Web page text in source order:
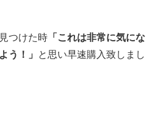
つけた時 「これは非常に気にな
う！」
と思い早速購入致しまし